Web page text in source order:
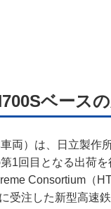
ベース
両）は、日立製作
1回目となる出荷
Consortium（
受注した新型高速